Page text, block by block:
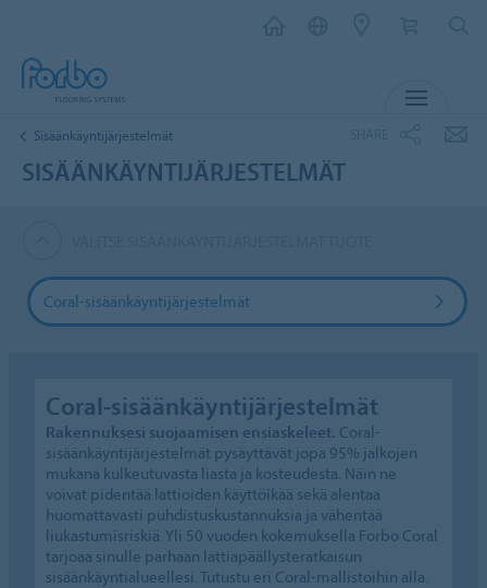
Sisäänkäyntijärjestelmät
SISÄÄNKÄYNTIJÄRJESTELMÄT
Coral-sisäänkäyntijärjestelmät
Coral-sisäänkäyntijärjestelmät
Rakennuksesi suojaamisen ensiaskeleet. Coral-
sisäänkäyntijärjestelmät pysäyttävät jopa 95% jalkojen
mukana kulkeutuvasta liasta ja kosteudesta. Näin ne
voivat pidentää lattioiden käyttöikää sekä alentaa
huomattavasti puhdistuskustannuksia ja vähentää
liukastumisriskiä. Yli 50 vuoden kokemuksella Forbo Coral
tarjoaa sinulle parhaan lattiapäällysteratkaisun
sisäänkäyntialueellesi. Tutustu eri Coral-mallistoihin alla.